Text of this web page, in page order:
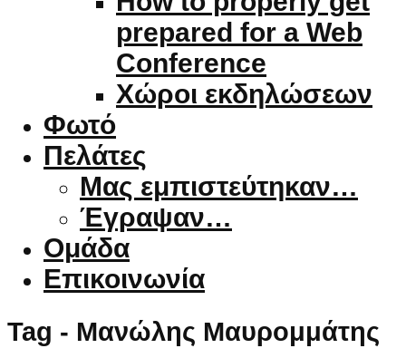
prepared for a Web
Conference
Χώροι εκδηλώσεων
Φωτό
Πελάτες
Μας εμπιστεύτηκαν…
Έγραψαν…
Ομάδα
Επικοινωνία
Tag - Μανώλης Μαυρομμάτης